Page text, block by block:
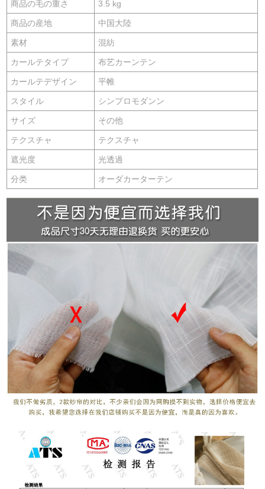
商品の毛の重さ 3.5 kg
商品の産地 中国大陸
素材 混紡
カールテタイプ 布艺カーンテン
カールテデザイン 平帷
スタイル シンプロモダンン
サイズ その他
テクスチャ テクスチャ
遮光度 光透過
分类 オーダカーターテン